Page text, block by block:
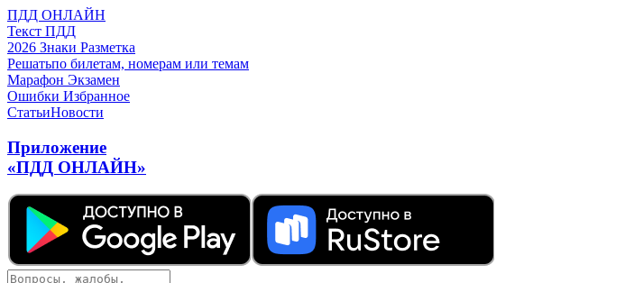
ПДД ОНЛАЙН
Текст ПДД
2026 Знаки Разметка
Решатьпо билетам, номерам или темам
Марафон Экзамен
Ошибки Избранное
СтатьиНовости
Приложение
«ПДД ОНЛАЙН»